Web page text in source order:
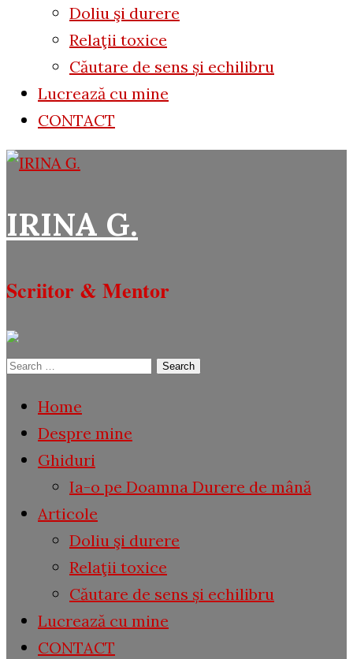
Doliu şi durere
Relaţii toxice
Căutare de sens și echilibru
Lucrează cu mine
CONTACT
IRINA G.
Scriitor & Mentor
Search
Home
Despre mine
Ghiduri
Ia-o pe Doamna Durere de mână
Articole
Doliu şi durere
Relaţii toxice
Căutare de sens și echilibru
Lucrează cu mine
CONTACT